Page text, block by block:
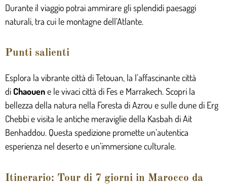
Durante il viaggio potrai ammirare gli splendidi paesaggi
naturali, tra cui le montagne dell’Atlante.
Punti salienti
Esplora la vibrante città di Tetouan, la l’affascinante città
di Chaouene le vivaci città di Fes e Marrakech. Scopri la
bellezza della natura nella Foresta di Azrou e sulle dune di Erg
Chebbi e visita le antiche meraviglie della Kasbah di Ait
Benhaddou. Questa spedizione promette un’autentica
esperienza nel deserto e un’immersione culturale.
Itinerario: Tour di 7 giorni in Marocco da